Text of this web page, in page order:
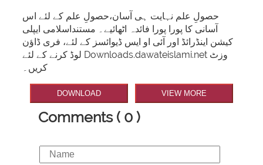
حصولِ علم نہایت ہی آسان،حصولِ علم کے لئے اس
آسانی کا پورا پورا فائدہ اٹھائیے۔ مستنداسلامی ایپلی
کیشن اینڈرائڈ اور آئی او ایس ڈیوائسز کے لئے، فری ڈاؤن
لوڈ کرنے کے لئے Downloads.dawateislami.net وزٹ
کریں۔
DOWNLOAD VIEW MORE
Comments ( 0 )